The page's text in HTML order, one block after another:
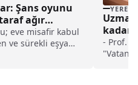
Şans oyunu
ağır
eve misafir kabul
ve sürekli eşya
YEREL
kadar
- Prof.